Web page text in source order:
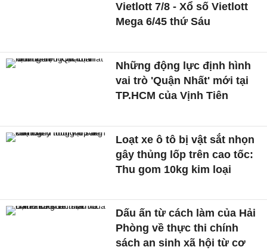
Vietlott 7/8 - Xổ số Vietlott
Mega 6/45 thứ Sáu
Những động lực định hình
vai trò 'Quận Nhất' mới tại
TP.HCM của Vịnh Tiên
Loạt xe ô tô bị vật sắt nhọn
gây thủng lốp trên cao tốc:
Thu gom 10kg kim loại
Dấu ấn từ cách làm của Hải
Phòng về thực thi chính
sách an sinh xã hội từ cơ